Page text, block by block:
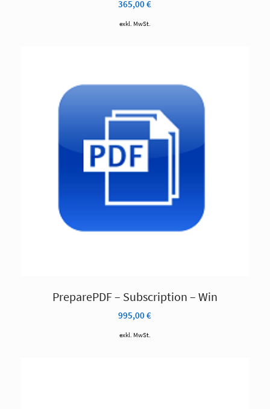
365,00€
exkl. MwSt.
PreparePDF – Subscription – Win
995,00€
exkl. MwSt.